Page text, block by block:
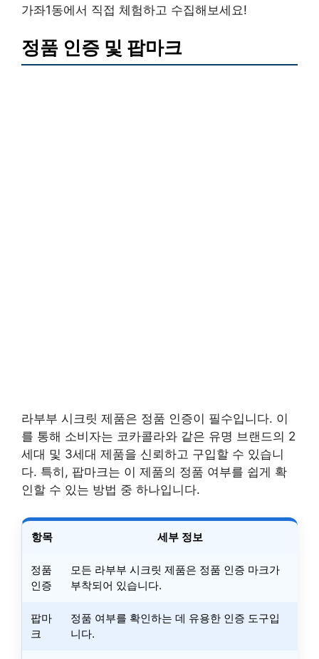
가좌1동에서 직접 체험하고 수집해보세요!
정품 인증 및 팝마크
라부부 시크릿 제품은 정품 인증이 필수입니다. 이
를 통해 소비자는 코카콜라와 같은 유명 브랜드의 2
세대 및 3세대 제품을 신뢰하고 구입할 수 있습니
다. 특히, 팝마크는 이 제품의 정품 여부를 쉽게 확
인할 수 있는 방법 중 하나입니다.
항목 세부 정보
정품
인증
모든 라부부 시크릿 제품은 정품 인증 마크가
부착되어 있습니다.
팝마
크
정품 여부를 확인하는 데 유용한 인증 도구입
니다.